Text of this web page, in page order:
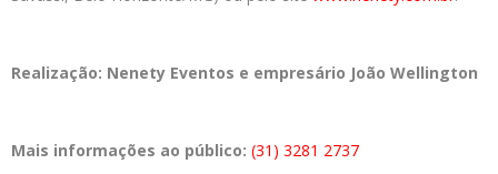
Realização: Nenety Eventos e empresário João Wellington
Mais informações ao público: (31) 3281 2737